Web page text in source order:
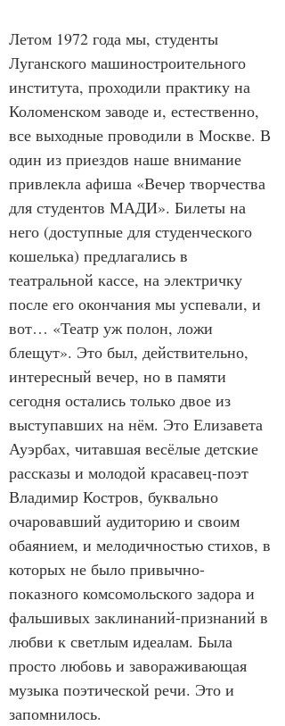
Летом 1972 года мы, студенты
Луганского машиностроительного
института, проходили практику на
Коломенском заводе и, естественно,
все выходные проводили в Москве. В
один из приездов наше внимание
привлекла афиша «Вечер творчества
для студентов МАДИ». Билеты на
него (доступные для студенческого
кошелька) предлагались в
театральной кассе, на электричку
после его окончания мы успевали, и
вот… «Театр уж полон, ложи
блещут». Это был, действительно,
интересный вечер, но в памяти
сегодня остались только двое из
выступавших на нём. Это Елизавета
Ауэрбах, читавшая весёлые детские
рассказы и молодой красавец-поэт
Владимир Костров, буквально
очаровавший аудиторию и своим
обаянием, и мелодичностью стихов, в
которых не было привычно-
показного комсомольского задора и
фальшивых заклинаний-признаний в
любви к светлым идеалам. Была
просто любовь и завораживающая
музыка поэтической речи. Это и
запомнилось.